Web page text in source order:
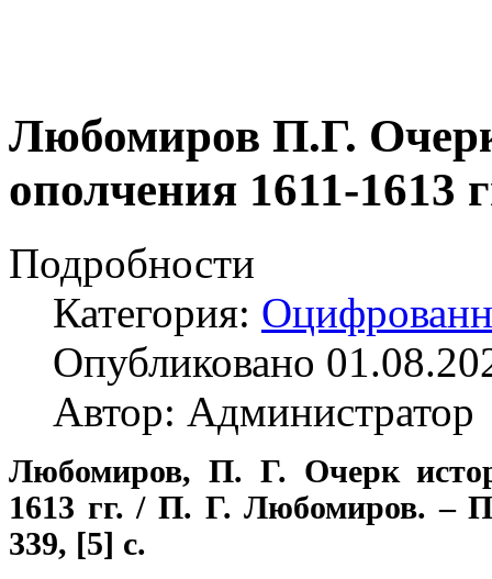
Любомиров П.Г.
ополчения 1611-1613
Подробности
Категория:
Опубликовано
Автор: Администратор
Любомиров, П. Г. Очерк
1613 гг. / П. Г. Любомиров. –
339, [5] с.